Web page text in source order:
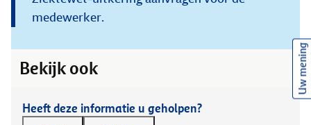
medewerker.
Bekijk ook
Heeft deze informatie u geholpen?
Uw mening